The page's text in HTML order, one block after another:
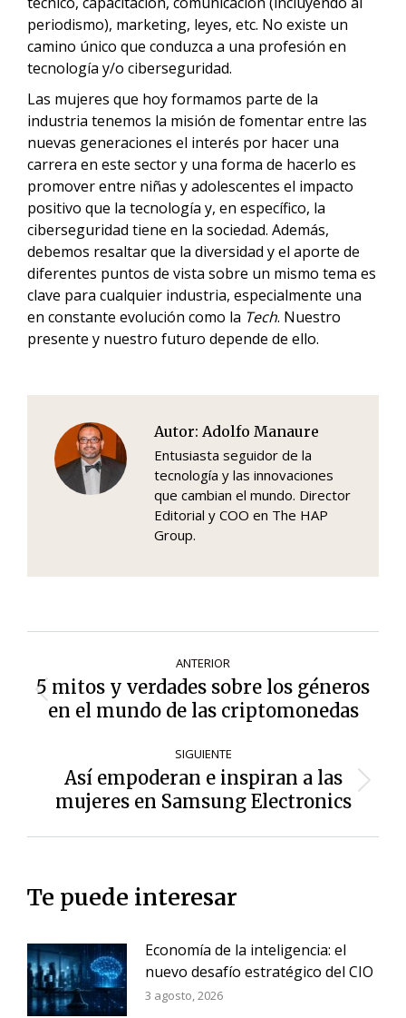
periodismo), marketing, leyes, etc. No existe un
camino único que conduzca a una profesión en
tecnología y/o ciberseguridad.
Las mujeres que hoy formamos parte de la
industria tenemos la misión de fomentar entre las
nuevas generaciones el interés por hacer una
carrera en este sector y una forma de hacerlo es
promover entre niñas y adolescentes el impacto
positivo que la tecnología y, en específico, la
ciberseguridad tiene en la sociedad. Además,
debemos resaltar que la diversidad y el aporte de
diferentes puntos de vista sobre un mismo tema es
clave para cualquier industria, especialmente una
en constante evolución como la Tech. Nuestro
presente y nuestro futuro depende de ello.
Autor: Adolfo Manaure
Entusiasta seguidor de la
tecnología y las innovaciones
que cambian el mundo. Director
Editorial y COO en The HAP
Group.
de
entradas
ANTERIOR
Entrada
anterior:
5 mitos y verdades sobre los géneros
en el mundo de las criptomonedas
SIGUIENTE
Siguiente
entrada:
Así empoderan e inspiran a las
mujeres en Samsung Electronics
Te puede interesar
Economía de la inteligencia: el
nuevo desafío estratégico del CIO
3 agosto, 2026